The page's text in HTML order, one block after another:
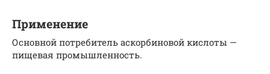
Применение
Основной потребитель аскорбиновой кислоты —
пищевая промышленность.